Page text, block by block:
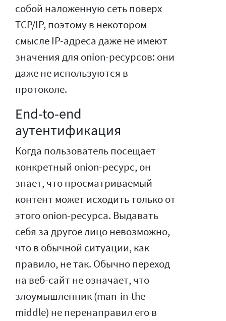
собой наложенную сеть поверх
TCP/IP, поэтому в некотором
смысле IP-адреса даже не имеют
значения для onion-ресурсов: они
даже не используются в
протоколе.
End-to-end
аутентификация
Когда пользователь посещает
конкретный onion-ресурс, он
знает, что просматриваемый
контент может исходить только от
этого onion-ресурса. Выдавать
себя за другое лицо невозможно,
что в обычной ситуации, как
правило, не так. Обычно переход
на веб-сайт не означает, что
злоумышленник (man-in-the-
middle) не перенаправил его в